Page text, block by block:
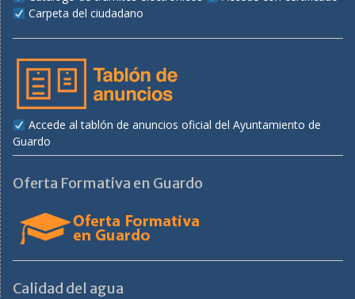
Carpeta del ciudadano
Accede al tablón de anuncios oficial del Ayuntamiento de
Guardo
Oferta Formativa en Guardo
Calidad del agua